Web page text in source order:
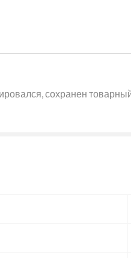
сохранен